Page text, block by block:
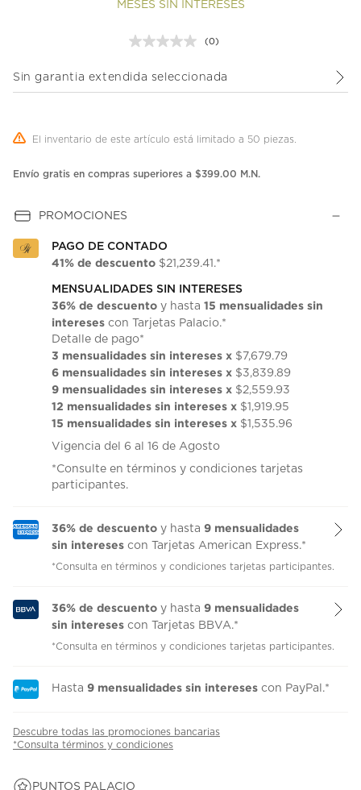
MESES SIN INTERESES
Sin
Enlace
(0)
Sin garantia extendida seleccionada
El inventario de este artículo está limitado a 50 piezas.
Envío gratis en compras superiores a $399.00 M.N.
PROMOCIONES
PAGO DE CONTADO
41% de descuento $21,239.41.*
MENSUALIDADES SIN INTERESES
36% de descuento y hasta 15 mensualidades sin
intereses con Tarjetas Palacio.*
Detalle de pago*
3 mensualidades sin intereses x $7,679.79
6 mensualidades sin intereses x $3,839.89
9 mensualidades sin intereses x $2,559.93
12 mensualidades sin intereses x $1,919.95
15 mensualidades sin intereses x $1,535.96
Vigencia del 6 al 16 de Agosto
*Consulte en términos y condiciones tarjetas
participantes.
36% de descuento y hasta 9 mensualidades
sin intereses con Tarjetas American Express.*
*Consulta en términos y condiciones tarjetas participantes.
36% de descuento y hasta 9 mensualidades
sin intereses con Tarjetas BBVA.*
*Consulta en términos y condiciones tarjetas participantes.
Hasta 9 mensualidades sin intereses con PayPal.*
Descubre todas las promociones bancarias
*Consulta términos y condiciones
PUNTOS PALACIO